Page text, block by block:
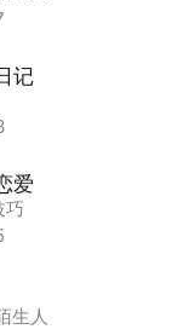
记
爱
巧
生人